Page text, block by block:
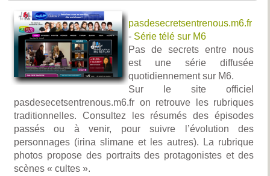
pasdesecretsentrenous.m6.fr
- Série télé sur M6
Pas de secrets entre nous
est une série diffusée
quotidiennement sur M6.
Sur le site officiel
pasdesecetsentrenous.m6.fr on retrouve les rubriques
traditionnelles. Consultez les résumés des épisodes
passés ou à venir, pour suivre l’évolution des
personnages (irina slimane et les autres). La rubrique
photos propose des portraits des protagonistes et des
scènes « cultes ».